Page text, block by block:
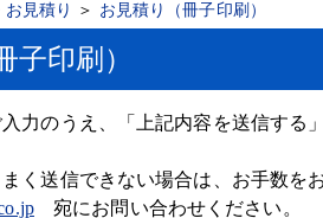
見積り ＞ お見積り（冊子印刷）
子印刷）
力のうえ、「上記内容を送信する
く送信できない場合は、お手数を
宛にお問い合わせください。